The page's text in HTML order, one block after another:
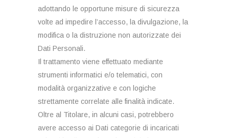
adottando le opportune misure di sicurezza
volte ad impedire l’accesso, la divulgazione, la
modifica o la distruzione non autorizzate dei
Dati Personali.
Il trattamento viene effettuato mediante
strumenti informatici e/o telematici, con
modalità organizzative e con logiche
strettamente correlate alle finalità indicate.
Oltre al Titolare, in alcuni casi, potrebbero
avere accesso ai Dati categorie di incaricati